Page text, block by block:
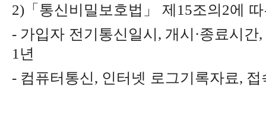
2) 「통신비밀보호법 」 제15조의2에
- 가입자 전기통신일시, 개시·종료시간,
1 년
- 컴퓨터통신, 인터넷 로그기록자료, 접